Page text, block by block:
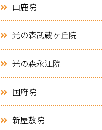
山鹿院
光の森武蔵ヶ丘院
光の森永江院
国府院
新屋敷院